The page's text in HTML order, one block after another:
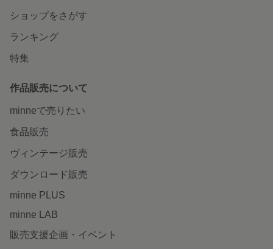
ショップをさがす
ランキング
特集
作品販売について
minneで売りたい
食品販売
ヴィンテージ販売
ダウンロード販売
minne PLUS
minne LAB
販売支援企画・イベント